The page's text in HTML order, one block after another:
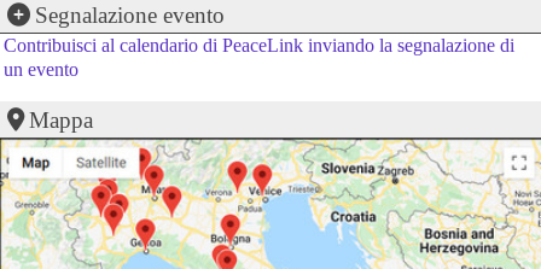
Segnalazione evento
Contribuisci al calendario di PeaceLink inviando la segnalazione di
un evento
Mappa